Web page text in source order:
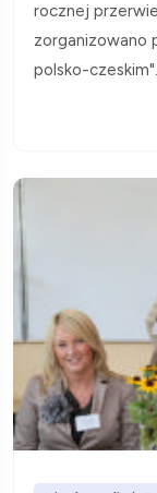
rocznej
zorganizowano
polsko-czeskim".